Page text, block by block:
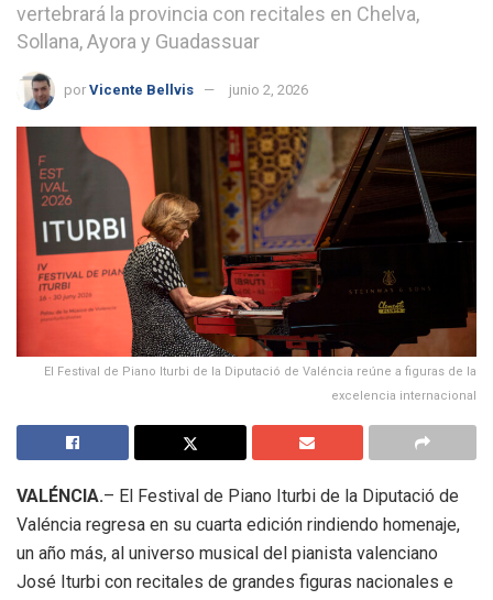
vertebrará la provincia con recitales en Chelva,
Sollana, Ayora y Guadassuar
por Vicente Bellvis junio 2, 2026
El Festival de Piano Iturbi de la Diputació de Valéncia reúne a figuras de la
excelencia internacional
VALÉNCIA.– El Festival de Piano Iturbi de la Diputació de
Valéncia regresa en su cuarta edición rindiendo homenaje,
un año más, al universo musical del pianista valenciano
José Iturbi con recitales de grandes figuras nacionales e